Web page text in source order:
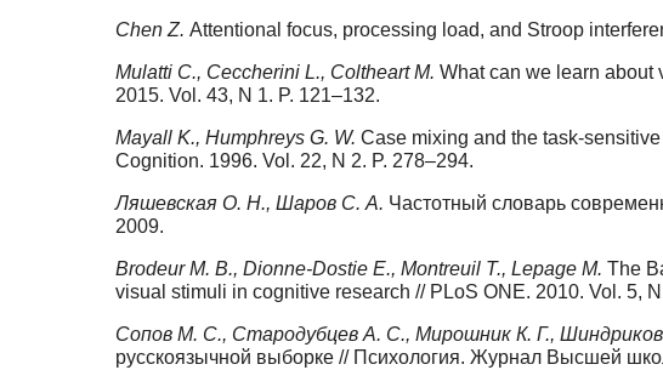
Chen Z. Attentional focus, processing load, and Stroop
Mulatti C., Ceccherini L., Coltheart M. What can we learn about
2015. Vol. 43, N 1. P. 121–132.
Mayall K., Humphreys G. W. Case mixing and the task-
Cognition. 1996. Vol. 22, N 2. P. 278–294.
Ляшевская О. Н., Шаров С. А. Частотный словарь
2009.
Brodeur M. B., Dionne-Dostie E., Montreuil T., Lepage M. The
visual stimuli in cognitive research // PLoS ONE. 2010. Vol. 5,
Сопов М. С., Стародубцев А. С., Мирошник К. Г.,
русскоязычной выборке // Психология. Журнал Высшей